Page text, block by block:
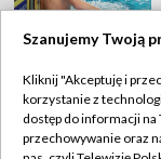
Szanujemy Twoją
Kliknij "Akceptuję i
korzystanie z
dostęp do informacji
przechowywanie oraz